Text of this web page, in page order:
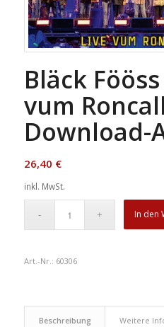
Bläck
vum
Download-
26,40 €
inkl. MwSt.
In den
Art.-Nr.: 60306
Beschreibung Weitere